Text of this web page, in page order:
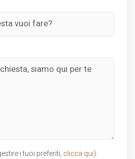
i tuoi preferiti, clicca qui):